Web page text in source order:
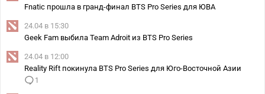
Fnatic прошла в гранд-финал BTS Pro Series для ЮВА
24.04 в 15:30
Geek Fam выбила Team Adroit из BTS Pro Series
24.04 в 12:00
Reality Rift покинула BTS Pro Series для Юго-Восточной Азии
1